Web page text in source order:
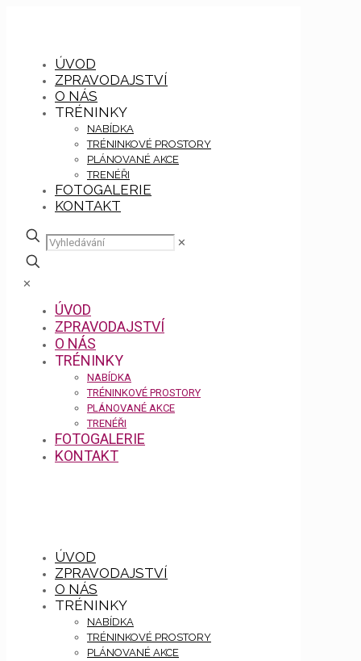
ÚVOD
ZPRAVODAJSTVÍ
O NÁS
TRÉNINKY
NABÍDKA
TRÉNINKOVÉ PROSTORY
PLÁNOVANÉ AKCE
TRENÉŘI
FOTOGALERIE
KONTAKT
✕
✕
ÚVOD
ZPRAVODAJSTVÍ
O NÁS
TRÉNINKY
NABÍDKA
TRÉNINKOVÉ PROSTORY
PLÁNOVANÉ AKCE
TRENÉŘI
FOTOGALERIE
KONTAKT
ÚVOD
ZPRAVODAJSTVÍ
O NÁS
TRÉNINKY
NABÍDKA
TRÉNINKOVÉ PROSTORY
PLÁNOVANÉ AKCE